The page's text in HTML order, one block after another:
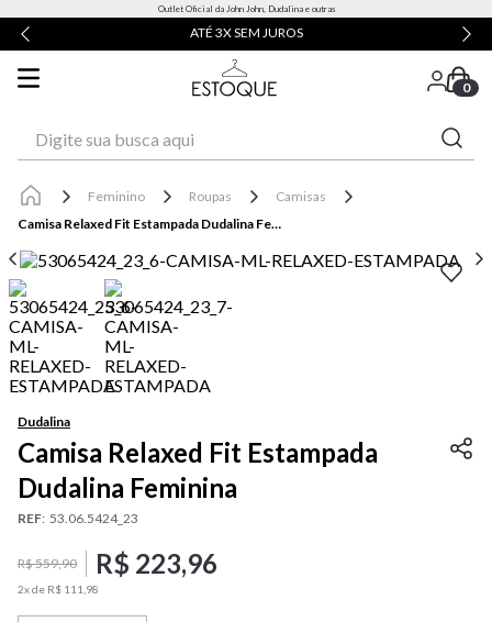
Outlet Oficial da John John, Dudalina e outras
ATÉ 3X SEM JUROS
0
Feminino Roupas
Camisas
Camisa Relaxed Fit Estampada Dudalina Feminina
Dudalina
Camisa Relaxed Fit Estampada
Dudalina Feminina
REF: 53.06.5424_23
R$559,90 R$ 223,96
2x de R$ 111 98